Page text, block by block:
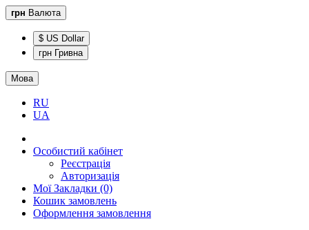
грн Валюта
$ US Dollar
грн Гривна
Мова
RU
UA
Особистий кабінет
Реєстрація
Авторизація
Мої Закладки (0)
Кошик замовлень
Оформлення замовлення